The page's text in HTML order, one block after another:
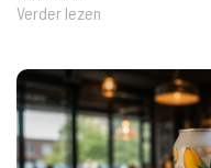
Verder lezen